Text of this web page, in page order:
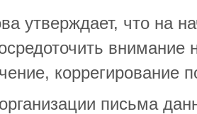
утверждает, что на
внимание
коррегирование
письма